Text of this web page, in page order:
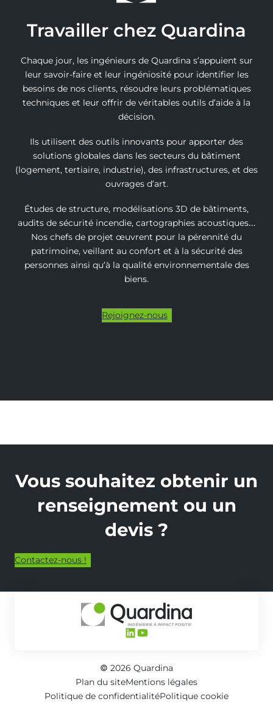
Travailler chez Quardina
Chaque jour, les ingénieurs de Quardina s’appuient sur
leur savoir-faire et leur ingéniosité pour identifier les
besoins de nos clients, résoudre leurs problématiques
techniques et leur offrir de véritables outils d’aide à la
décision.
Ils utilisent des outils innovants pour apporter des
solutions globales dans les secteurs du bâtiment
(logement, tertiaire, industrie), des infrastructures, et des
ouvrages d’art.
Études de structure, modélisations 3D de bâtiments,
audits de sécurité incendie, cartographies acoustiques…
Nos chefs de projet œuvrent pour la pérennité du
patrimoine, veillant au confort et à la sécurité des
personnes ainsi qu’à la qualité environnementale des
biens.
Rejoignez-nous
Vous souhaitez obtenir un
renseignement ou un
devis ?
Contactez-nous !
LinkedIn
YouTube
© 2026 Quardina
Plan du siteMentions légales
Politique de confidentialitéPolitique cookie